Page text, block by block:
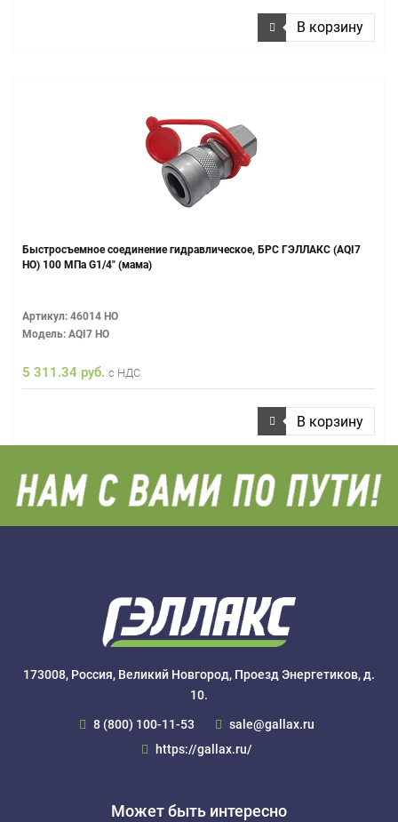
В корзину
Быстросъемное соединение гидравлическое, БРС ГЭЛЛАКС (AQI7
НО) 100 МПа G1/4" (мама)
Артикул: 46014 НО
Модель: AQI7 НО
5 311.34 руб. с НДС
В корзину
173008, Россия, Великий Новгород, Проезд Энергетиков, д.
10.
8 (800) 100-11-53
sale@gallax.ru
https://gallax.ru/
Может быть интересно